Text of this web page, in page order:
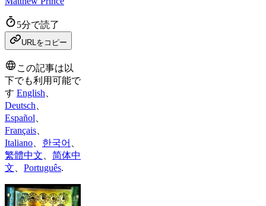
5分で読了
URLをコピー
この記事は以
下でも利用可能で
す English
Deutsch
Español
Français
Italiano
한국어
繁體中文
简体中
文
Português.